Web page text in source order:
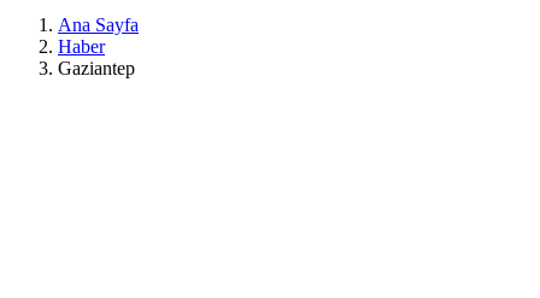
Ana Sayfa
Haber
Gaziantep